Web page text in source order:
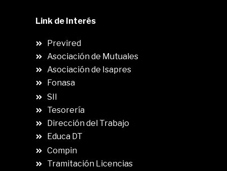
Link de Interés
Previred
Asociación de Mutuales
Asociación de Isapres
Fonasa
SII
Tesorería
Dirección del Trabajo
Educa DT
Compin
Tramitación Licencias